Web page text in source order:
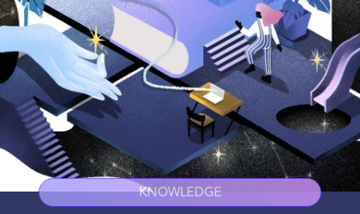
KNOWLEDGE